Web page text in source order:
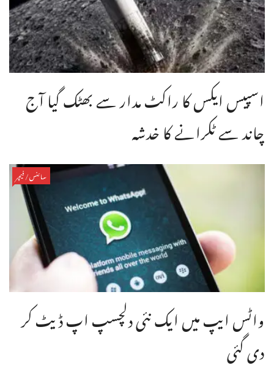
اسپیس ایکس کا راکٹ مدار سے بھٹک گیا آج
چاند سے ٹکرانے کا خدشہ
سائنس/فیچر
واٹس ایپ میں ایک نئی دلچسپ اپ ڈیٹ کر
دی گئی